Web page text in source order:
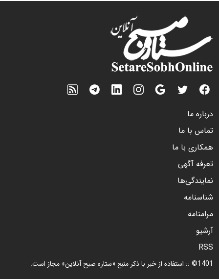
درباره ما
تماس با ما
همکاری با ما
تعرفه آگهی
نمایندگی‌ها
شناسنامه
مرامنامه
آرشیو
RSS
1401© :: استفاده از خبر با ذکر منبع «ستاره صبح آنلاین» مجاز است.